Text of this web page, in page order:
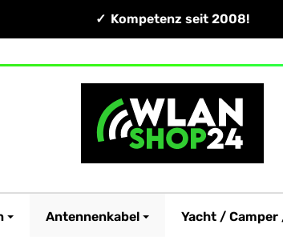
Kompetenz seit 2008!
Antennenkabel Yacht / Camper